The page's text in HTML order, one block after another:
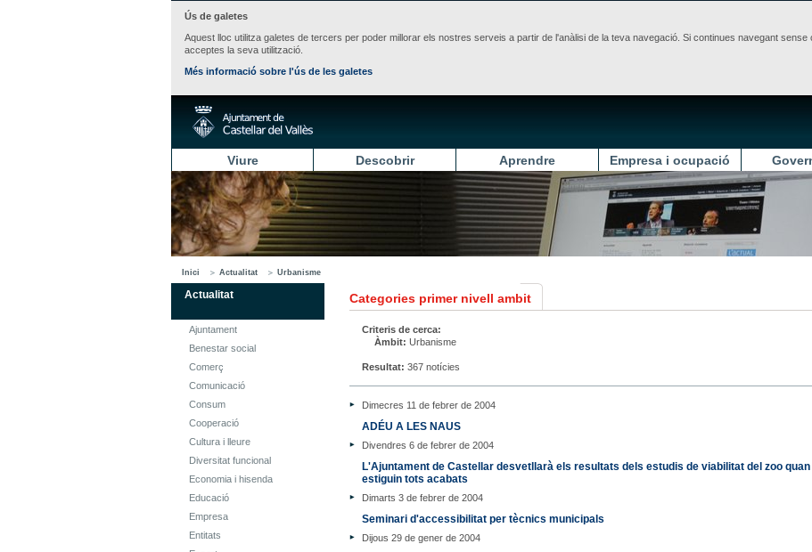
Ús de galetes
Aquest lloc utilitza galetes de tercers per poder millorar els nostres serveis a partir de l'anàlisi de la teva navegació. Si continues navegant
acceptes la seva utilització.
Més informació sobre l'ús de les galetes
Viure Descobrir Aprendre Empresa i ocupació
Inici Actualitat Urbanisme
Actualitat
Ajuntament
Benestar social
Comerç
Comunicació
Consum
Cooperació
Cultura i lleure
Diversitat funcional
Economia i hisenda
Educació
Empresa
Entitats
Categories primer nivell ambit
Criteris de cerca:
Àmbit: Urbanisme
Resultat: 367 notícies
Dimecres 11 de febrer de 2004
ADÉU A LES NAUS
Divendres 6 de febrer de 2004
L'Ajuntament de Castellar desvetllarà els resultats dels estudis de viabilitat del zoo quan
estiguin tots acabats
Dimarts 3 de febrer de 2004
Seminari d'accessibilitat per tècnics municipals
Dijous 29 de gener de 2004